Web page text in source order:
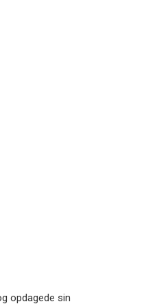
opdagede sin